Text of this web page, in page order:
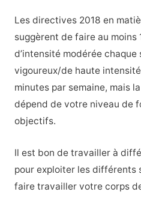
Les directives 2018 en
suggèrent de faire au moins
d’intensité modérée chaque
vigoureux/de haute
minutes par semaine, mais
dépend de votre niveau de
objectifs.
Il est bon de travailler à
pour exploiter les différents
faire travailler votre corps